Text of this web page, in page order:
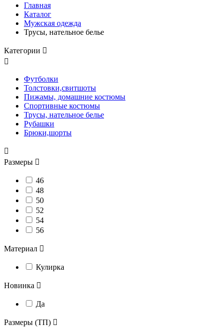
Главная
Каталог
Мужская одежда
Трусы, нательное белье
Категории 

Футболки
Толстовки,свитшоты
Пижамы, домашние костюмы
Спортивные костюмы
Трусы, нательное белье
Рубашки
Брюки,шорты

Размеры 
46
48
50
52
54
56
Материал 
Кулирка
Новинка 
Да
Размеры (ТП) 